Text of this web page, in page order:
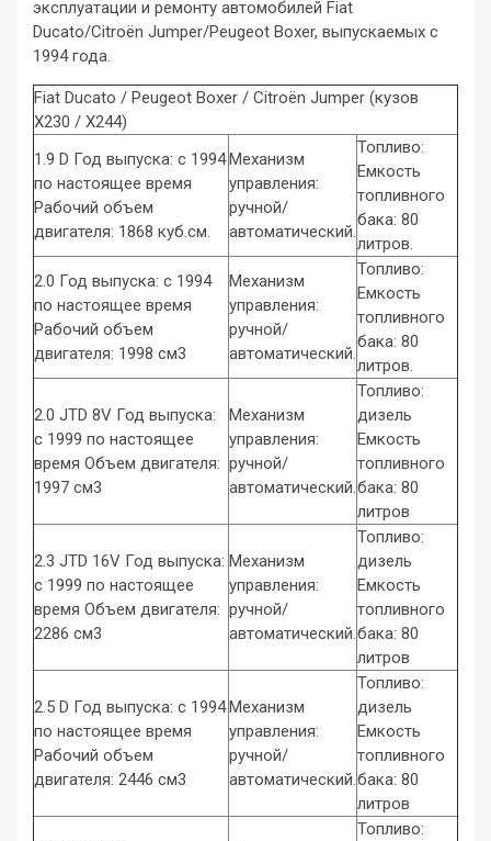
эксплуатации и ремонту автомобилей Fiat
Ducato/Citroën Jumper/Peugeot Boxer, выпускаемых с
1994 года.
Fiat Ducato / Peugeot Boxer / Citroën Jumper (кузов
X230 / X244)
1.9 D Год выпуска: с 1994
по настоящее время
Рабочий объем
двигателя: 1868 куб.см.
Механизм
управления:
ручной/
автоматический.
Топливо:
Емкость
топливного
бака: 80
литров.
2.0 Год выпуска: с 1994
по настоящее время
Рабочий объем
двигателя: 1998 см3
Механизм
управления:
ручной/
автоматический.
Топливо:
Емкость
топливного
бака: 80
литров.
2.0 JTD 8V Год выпуска:
с 1999 по настоящее
время Объем двигателя:
1997 см3
Механизм
управления:
ручной/
автоматический.
Топливо:
дизель
Емкость
топливного
бака: 80
литров
2.3 JTD 16V Год выпуска:
с 1999 по настоящее
время Объем двигателя:
2286 см3
Механизм
управления:
ручной/
автоматический.
Топливо:
дизель
Емкость
топливного
бака: 80
литров
2.5 D Год выпуска: с 1994
по настоящее время
Рабочий объем
двигателя: 2446 см3
Механизм
управления:
ручной/
автоматический.
Топливо:
дизель
Емкость
топливного
бака: 80
литров
Топливо: